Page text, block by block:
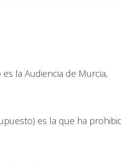
la Audiencia de Murcia,
es la que ha